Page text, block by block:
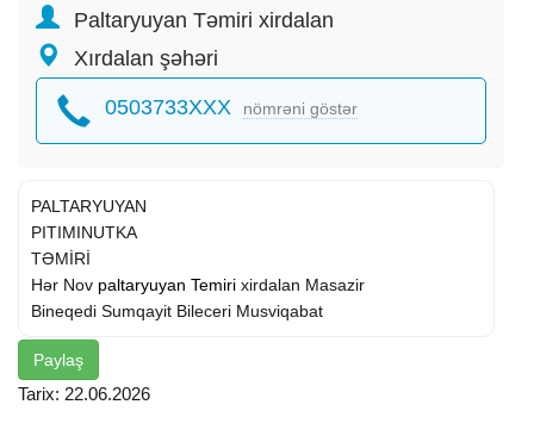
Paltaryuyan Təmiri xirdalan
Xırdalan şəhəri
0503733XXX nömrəni göstər
PALTARYUYAN
PITIMINUTKA
TƏMİRİ
Hər Nov paltaryuyan Temiri xirdalan Masazir
Bineqedi Sumqayit Bileceri Musviqabat
Paylaş
Tarix: 22.06.2026